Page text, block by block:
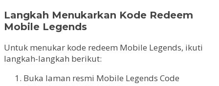
Langkah Menukarkan Kode Redeem
Mobile Legends
Untuk menukar kode redeem Mobile Legends, ikuti
langkah-langkah berikut:
Buka laman resmi Mobile Legends Code